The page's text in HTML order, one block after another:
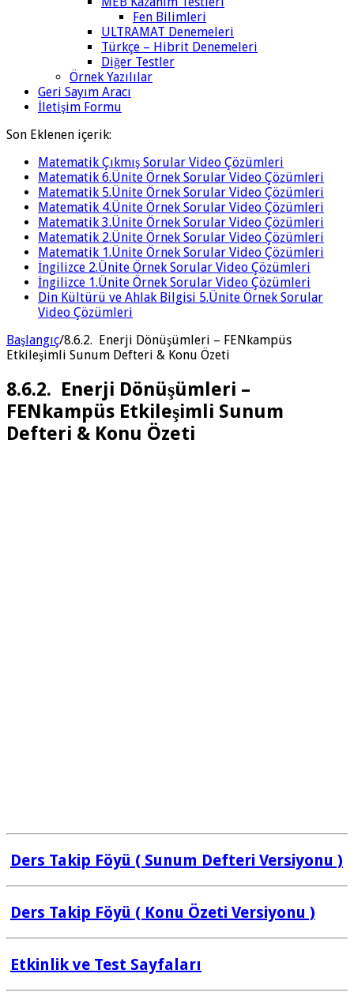
Fen Bilimleri
ULTRAMAT Denemeleri
Türkçe – Hibrit Denemeleri
Diğer Testler
Örnek Yazılılar
Geri Sayım Aracı
İletişim Formu
Son Eklenen içerik:
Matematik Çıkmış Sorular Video Çözümleri
Matematik 6.Ünite Örnek Sorular Video Çözümleri
Matematik 5.Ünite Örnek Sorular Video Çözümleri
Matematik 4.Ünite Örnek Sorular Video Çözümleri
Matematik 3.Ünite Örnek Sorular Video Çözümleri
Matematik 2.Ünite Örnek Sorular Video Çözümleri
Matematik 1.Ünite Örnek Sorular Video Çözümleri
İngilizce 2.Ünite Örnek Sorular Video Çözümleri
İngilizce 1.Ünite Örnek Sorular Video Çözümleri
Din Kültürü ve Ahlak Bilgisi 5.Ünite Örnek Sorular
Video Çözümleri
Başlangıç/8.6.2. Enerji Dönüşümleri – FENkampüs
Etkileşimli Sunum Defteri & Konu Özeti
8.6.2. Enerji Dönüşümleri –
FENkampüs Etkileşimli Sunum
Defteri & Konu Özeti
Ders Takip Föyü ( Sunum Defteri Versiyonu )
Ders Takip Föyü ( Konu Özeti Versiyonu )
Etkinlik ve Test Sayfaları